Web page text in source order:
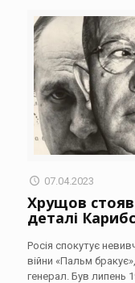
07.04.2023
Хрущов стояв
деталі
Росія спокутує
війни «Пальм
генерал. Був липень